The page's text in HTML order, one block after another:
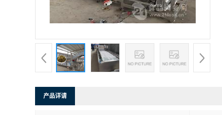
产品详请